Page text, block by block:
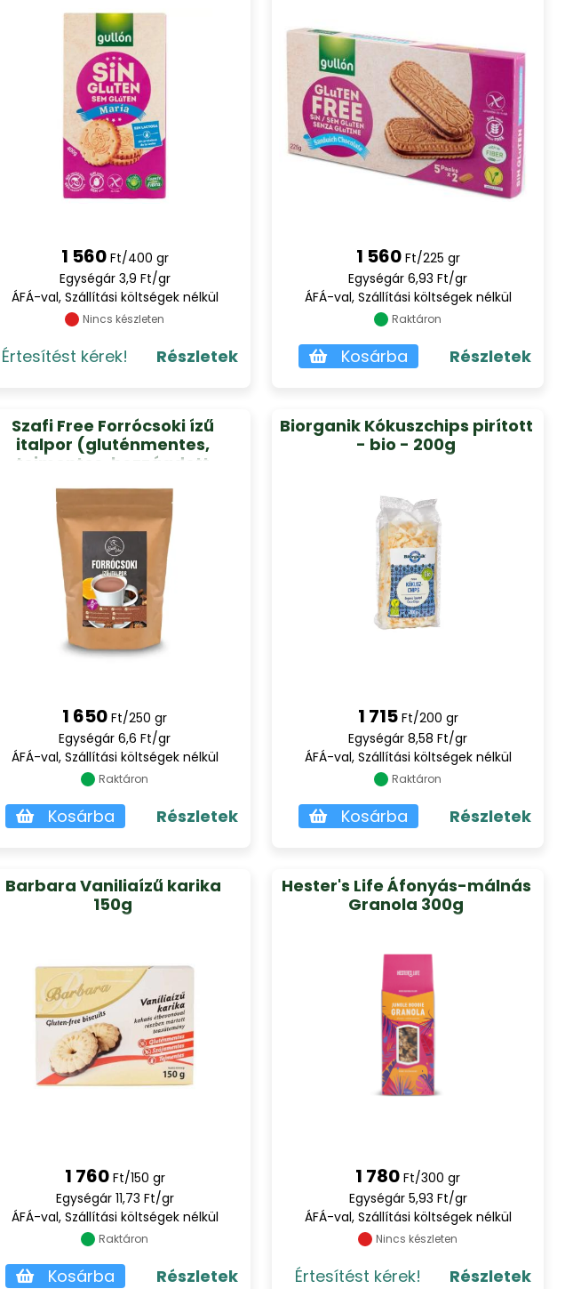
1 560 Ft/400 gr
Egységár 3,9 Ft/gr
ÁFÁ-val, Szállítási költségek nélkül
Nincs készleten
Értesítést kérek! Részletek
1 560 Ft/225 gr
Egységár 6,93 Ft/gr
ÁFÁ-val, Szállítási költségek nélkül
Raktáron
Kosárba Részletek
Szafi Free Forrócsoki ízű
italpor (gluténmentes,
tejmentes, hozzáadott
1 650 Ft/250 gr
Egységár 6,6 Ft/gr
ÁFÁ-val, Szállítási költségek nélkül
Raktáron
Kosárba Részletek
Biorganik Kókuszchips pirított
- bio - 200g
1 715 Ft/200 gr
Egységár 8,58 Ft/gr
ÁFÁ-val, Szállítási költségek nélkül
Raktáron
Kosárba Részletek
Barbara Vaniliaízű karika
150g
1 760 Ft/150 gr
Egységár 11,73 Ft/gr
ÁFÁ-val, Szállítási költségek nélkül
Raktáron
Kosárba Részletek
Hester's Life Áfonyás-málnás
Granola 300g
1 780 Ft/300 gr
Egységár 5,93 Ft/gr
ÁFÁ-val, Szállítási költségek nélkül
Nincs készleten
Értesítést kérek! Részletek